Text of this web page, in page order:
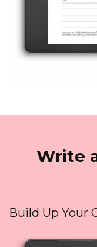
Write
Build Up Your